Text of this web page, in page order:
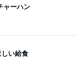
ャーハン
い給食